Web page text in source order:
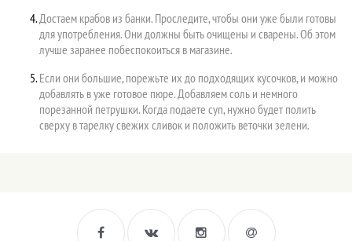
Достаем крабов из банки. Проследите, чтобы они уже были готовы
для употребления. Они должны быть очищены и сварены. Об этом
лучше заранее побеспокоиться в магазине.
Если они большие, порежьте их до подходящих кусочков, и можно
добавлять в уже готовое пюре. Добавляем соль и немного
порезанной петрушки. Когда подаете суп, нужно будет полить
сверху в тарелку свежих сливок и положить веточки зелени.